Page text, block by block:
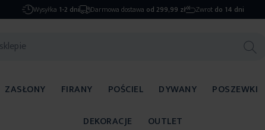
Wysyłka 1-2 dni Darmowa dostawa od 299,99 zł Zwrot do 14 dni
ZASŁONY FIRANY POŚCIEL DYWANY POSZEWKI
DEKORACJE
OUTLET